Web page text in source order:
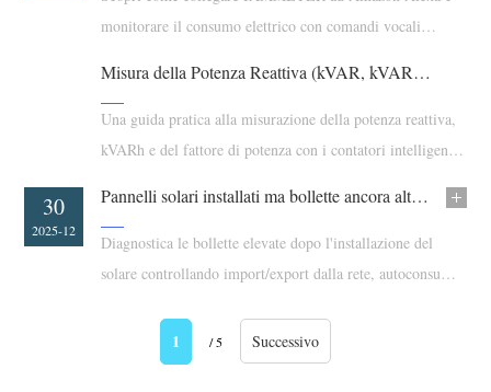
monitorare il consumo elettrico con comandi vocali
Misura della Potenza Reattiva (kVAR, kVARh, PF) con i Contatori Intelligenti IAMMETER
Una guida pratica alla misurazione della potenza reattiva,
kVARh e del fattore di potenza con i contatori intelligenti
30
2025-12
Pannelli solari installati ma bollette ancora alte? Inizia con il monitoraggio intelligente dell'energia
Diagnostica le bollette elevate dopo l'installazione del
solare controllando import/export dalla rete, autoconsumo,
1 / 5 Successivo